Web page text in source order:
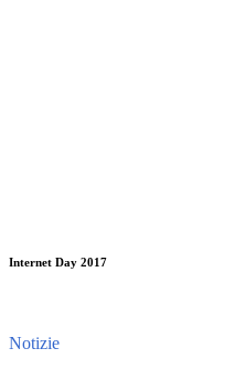
Internet Day 2017
Notizie